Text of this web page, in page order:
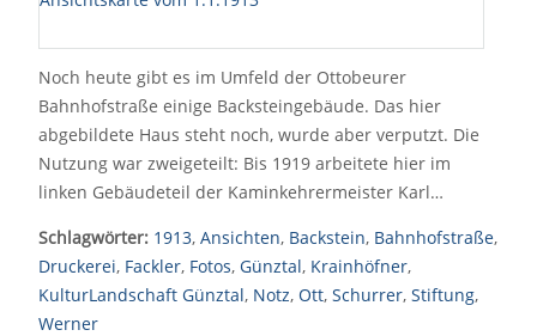
Noch heute gibt es im Umfeld der Ottobeurer
Bahnhofstraße einige Backsteingebäude. Das hier
abgebildete Haus steht noch, wurde aber verputzt. Die
Nutzung war zweigeteilt: Bis 1919 arbeitete hier im
linken Gebäudeteil der Kaminkehrermeister Karl…
Schlagwörter: 1913, Ansichten, Backstein, Bahnhofstraße,
Druckerei, Fackler, Fotos, Günztal, Krainhöfner,
KulturLandschaft Günztal, Notz, Ott, Schurrer, Stiftung,
Werner